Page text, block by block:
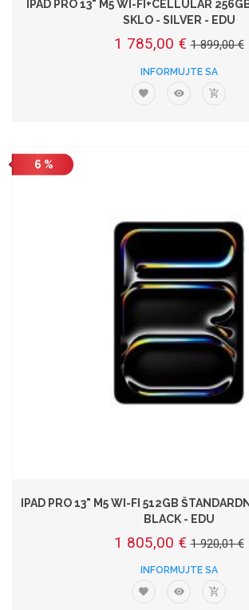
IPAD PRO 13" M5 WI-FI+CELLULAR
SKLO - SILVER - EDU
1 785,00 € 1 899,00 €
INFORMUJTE SA
6 %
IPAD PRO 13" M5 WI-FI 512GB
BLACK - EDU
1 805,00 € 1 920,01 €
INFORMUJTE SA